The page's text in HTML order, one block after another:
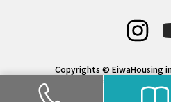
Copyrights © EiwaHousing
大阪の新築一戸建て